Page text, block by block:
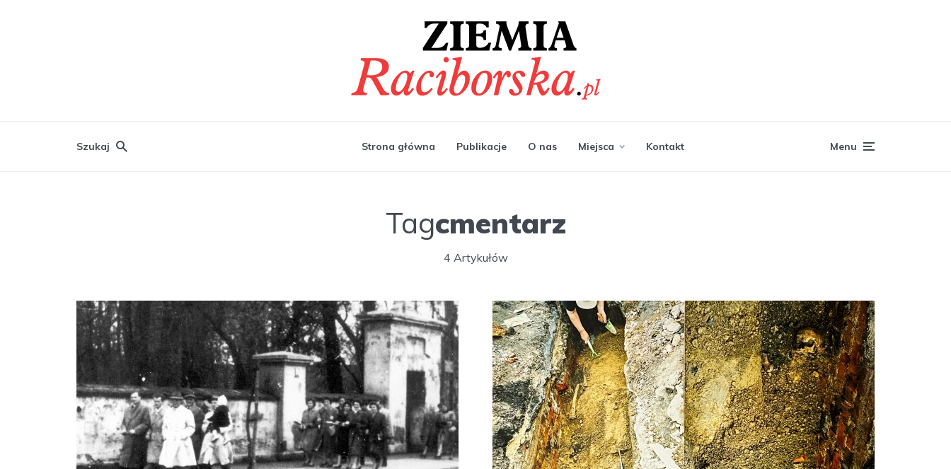
Szukaj Strona główna Publikacje O nas Miejsca Kontakt Menu
Tagcmentarz
4 Artykułów